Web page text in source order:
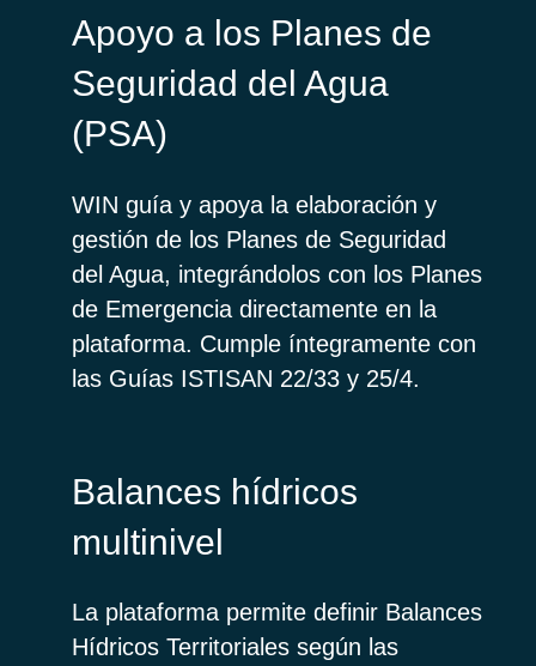
Apoyo a los Planes de
Seguridad del Agua
(PSA)
WIN guía y apoya la elaboración y
gestión de los Planes de Seguridad
del Agua, integrándolos con los Planes
de Emergencia directamente en la
plataforma. Cumple íntegramente con
las Guías ISTISAN 22/33 y 25/4.
Balances hídricos
multinivel
La plataforma permite definir Balances
Hídricos Territoriales según las